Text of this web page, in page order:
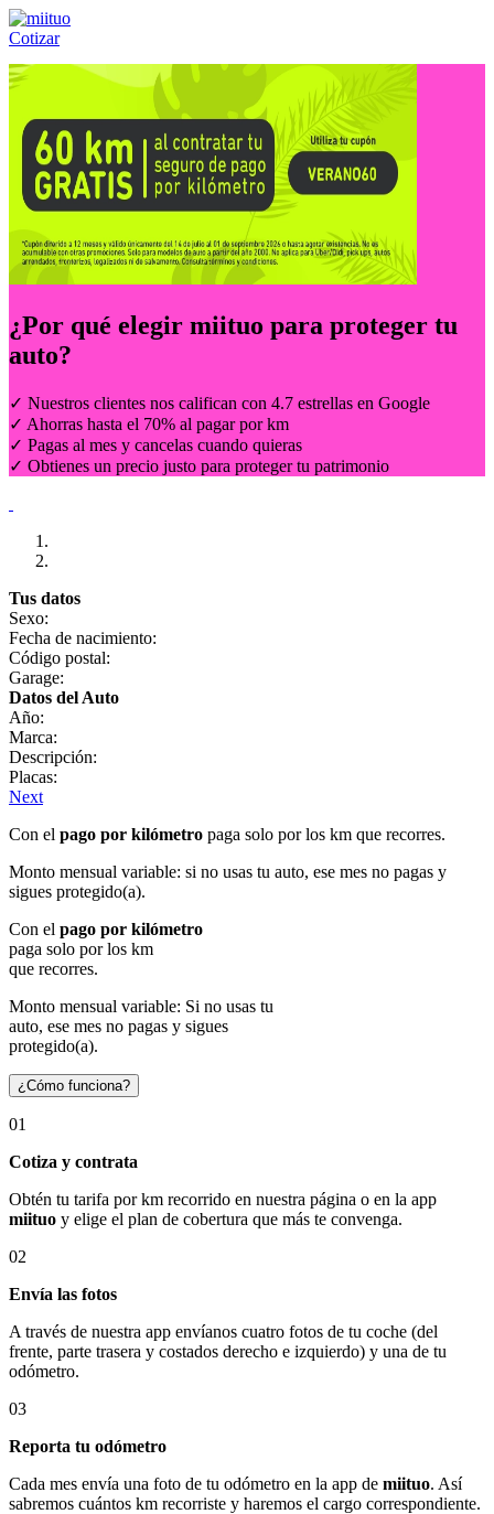
Cotizar
Llámanos al:(55) 84-21-05-00 ó
¿Por qué elegir miituo para proteger tu
auto?
✓ Nuestros clientes nos califican con 4.7 estrellas en Google
✓ Ahorras hasta el 70% al pagar por km
✓ Pagas al mes y cancelas cuando quieras
✓ Obtienes un precio justo para proteger tu patrimonio
Tus datos
Sexo:
Fecha de nacimiento:
Código postal:
Garage:
Datos del Auto
Año:
Marca:
Descripción:
Placas:
Next
Con el pago por kilómetro paga solo por los km que recorres.
Monto mensual variable: si no usas tu auto, ese mes no pagas y
sigues protegido(a).
Con el pago por kilómetro
paga solo por los km
que recorres.
Monto mensual variable: Si no usas tu
auto, ese mes no pagas y sigues
protegido(a).
¿Cómo funciona?
01
Cotiza y contrata
Obtén tu tarifa por km recorrido en nuestra página o en la app
miituo y elige el plan de cobertura que más te convenga.
02
Envía las fotos
A través de nuestra app envíanos cuatro fotos de tu coche (del
frente, parte trasera y costados derecho e izquierdo) y una de tu
odómetro.
03
Reporta tu odómetro
Cada mes envía una foto de tu odómetro en la app de miituo. Así
sabremos cuántos km recorriste y haremos el cargo correspondiente.